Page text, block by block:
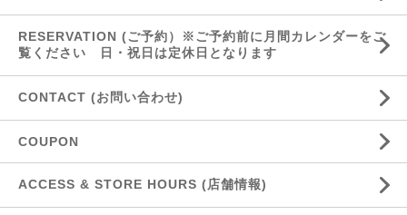
RESERVATION (ご予約）※ご予約前に月間カレンダーをご
覧ください 日・祝日は定休日となります
CONTACT (お問い合わせ)
COUPON
ACCESS & STORE HOURS (店舗情報)